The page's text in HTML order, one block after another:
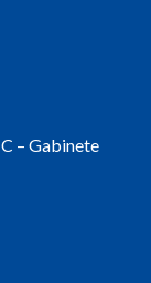
– Gabinete